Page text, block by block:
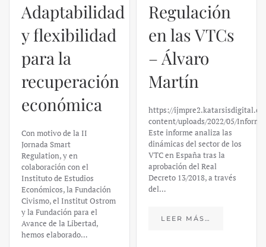
Adaptabilidad
y flexibilidad
para la
recuperación
económica
Con motivo de la II
Jornada Smart
Regulation, y en
colaboración con el
Instituto de Estudios
Económicos, la Fundación
Civismo, el Institut Ostrom
y la Fundación para el
Avance de la Libertad,
hemos elaborado…
Regulación
en las VTCs
– Álvaro
Martín
https://
content/uploads/2022/05/
Este informe analiza las
dinámicas del sector de los
VTC en España tras la
aprobación del Real
Decreto 13/2018, a través
del…
LEER MÁS…